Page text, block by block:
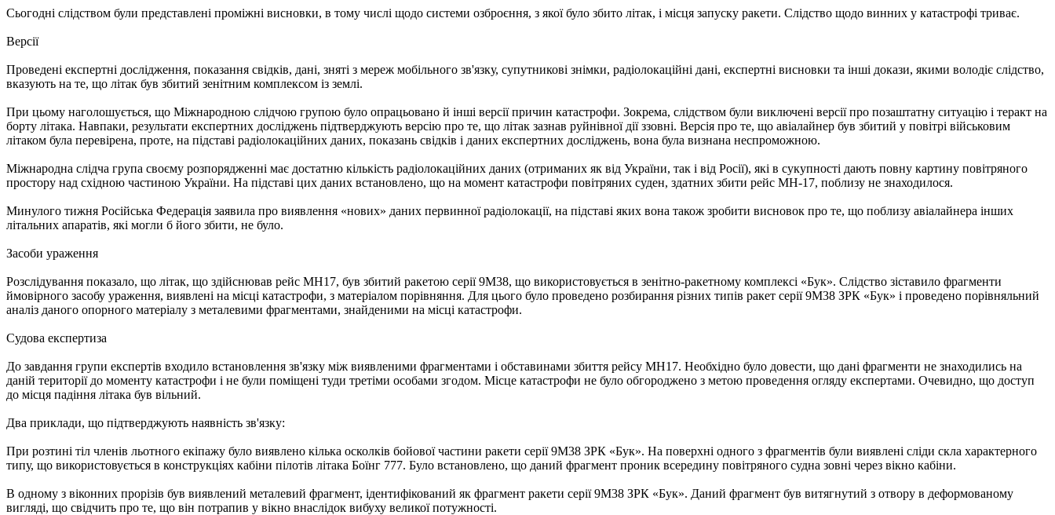
Сьогодні слідством були представлені проміжні висновки, в тому числі щодо системи озброєння, з якої було збито літак, і місця запуску ракети. Слідство щодо винних у катастрофі триває.
Версії
Проведені експертні дослідження, показання свідків, дані, зняті з мереж мобільного зв'язку, супутникові знімки, радіолокаційні дані, експертні висновки та інші докази, якими володіє слідство,
вказують на те, що літак був збитий зенітним комплексом із землі.
При цьому наголошується, що Міжнародною слідчою групою було опрацьовано й інші версії причин катастрофи. Зокрема, слідством були виключені версії про позаштатну ситуацію і теракт на
борту літака. Навпаки, результати експертних досліджень підтверджують версію про те, що літак зазнав руйнівної дії ззовні. Версія про те, що авіалайнер був збитий у повітрі військовим
літаком була перевірена, проте, на підставі радіолокаційних даних, показань свідків і даних експертних досліджень, вона була визнана неспроможною.
Міжнародна слідча група своєму розпорядженні має достатню кількість радіолокаційних даних (отриманих як від України, так і від Росії), які в сукупності дають повну картину повітряного
простору над східною частиною України. На підставі цих даних встановлено, що на момент катастрофи повітряних суден, здатних збити рейс МН-17, поблизу не знаходилося.
Минулого тижня Російська Федерація заявила про виявлення «нових» даних первинної радіолокації, на підставі яких вона також зробити висновок про те, що поблизу авіалайнера інших
літальних апаратів, які могли б його збити, не було.
Засоби ураження
Розслідування показало, що літак, що здійснював рейс МН17, був збитий ракетою серії 9М38, що використовується в зенітно-ракетному комплексі «Бук». Слідство зіставило фрагменти
ймовірного засобу ураження, виявлені на місці катастрофи, з матеріалом порівняння. Для цього було проведено розбирання різних типів ракет серії 9М38 ЗРК «Бук» і проведено порівняльний
аналіз даного опорного матеріалу з металевими фрагментами, знайденими на місці катастрофи.
Судова експертиза
До завдання групи експертів входило встановлення зв'язку між виявленими фрагментами і обставинами збиття рейсу МН17. Необхідно було довести, що дані фрагменти не знаходились на
даній території до моменту катастрофи і не були поміщені туди третіми особами згодом. Місце катастрофи не було обгороджено з метою проведення огляду експертами. Очевидно, що доступ
до місця падіння літака був вільний.
Два приклади, що підтверджують наявність зв'язку:
При розтині тіл членів льотного екіпажу було виявлено кілька осколків бойової частини ракети серії 9М38 ЗРК «Бук». На поверхні одного з фрагментів були виявлені сліди скла характерного
типу, що використовується в конструкціях кабіни пілотів літака Боїнг 777. Було встановлено, що даний фрагмент проник всередину повітряного судна зовні через вікно кабіни.
В одному з віконних прорізів був виявлений металевий фрагмент, ідентифікований як фрагмент ракети серії 9М38 ЗРК «Бук». Даний фрагмент був витягнутий з отвору в деформованому
вигляді, що свідчить про те, що він потрапив у вікно внаслідок вибуху великої потужності.